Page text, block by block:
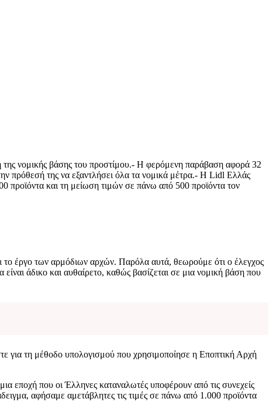
νομικής βάσης του προστίμου.- Η φερόμενη παράβαση αφορά 32
πρόθεσή της να εξαντλήσει όλα τα νομικά μέτρα.- Η Lidl Ελλάς
προϊόντα και τη μείωση τιμών σε πάνω από 500 προϊόντα τον
έργο των αρμόδιων αρχών. Παρόλα αυτά, θεωρούμε ότι ο έλεγχος
άδικο και αυθαίρετο, καθώς βασίζεται σε μια νομική βάση που
τη μέθοδο υπολογισμού που χρησιμοποίησε η Εποπτική Αρχή
εποχή που οι Έλληνες καταναλωτές υποφέρουν από τις συνεχείς
αφήσαμε αμετάβλητες τις τιμές σε πάνω από 1.000 προϊόντα